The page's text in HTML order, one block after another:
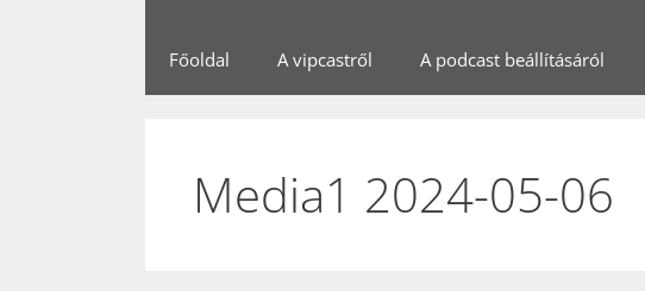
Főoldal A vipcastről A podcast beállításáról
Media1 2024-05-06